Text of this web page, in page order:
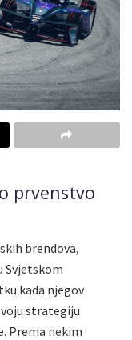
prvenstvo
brendova,
Svjetskom
kada njegov
strategiju
Prema nekim